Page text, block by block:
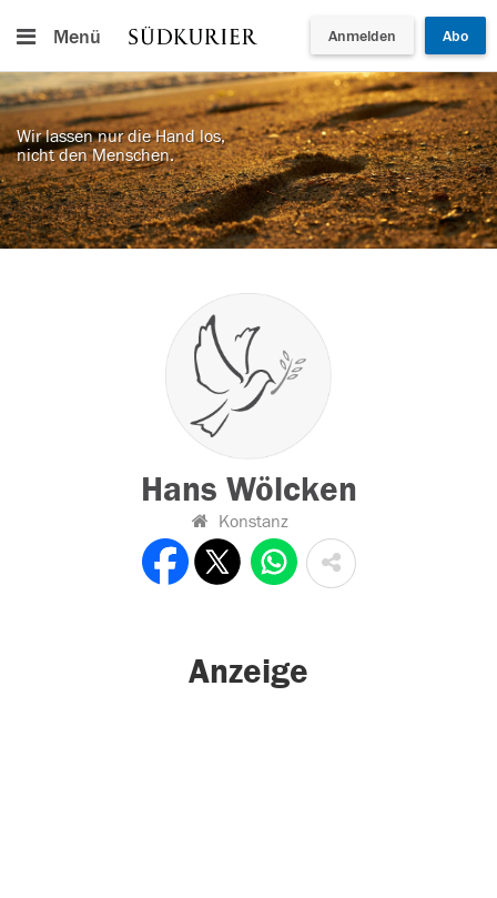
Menü Anmelden Abo
Wir lassen nur die Hand los,
nicht den Menschen.
Hans Wölcken
Konstanz
Anzeige